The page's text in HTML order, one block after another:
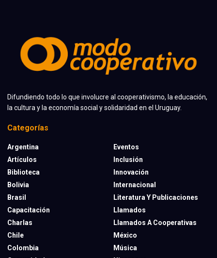
Difundiendo todo lo que involucre al cooperativismo, la educación,
la cultura y la economía social y solidaridad en el Uruguay.
Categorías
Argentina
Artículos
Biblioteca
Bolivia
Brasil
Capacitación
Charlas
Chile
Colombia
Eventos
Inclusión
Innovación
Internacional
Literatura Y Publicaciones
Llamados
Llamados A Cooperativas
México
Música